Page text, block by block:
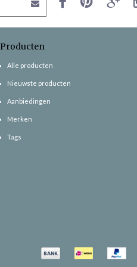
Producten
Alle producten
Nieuwste producten
Aanbiedingen
Merken
Tags